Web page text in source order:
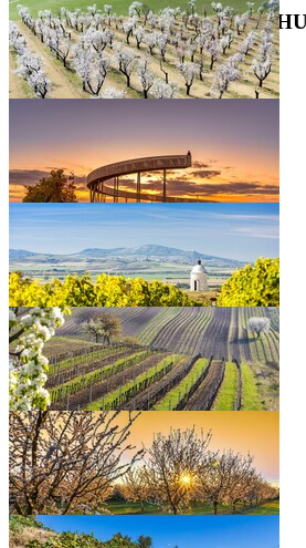
ZÁJEZD JIŽNÍ MORAVA –
••••••